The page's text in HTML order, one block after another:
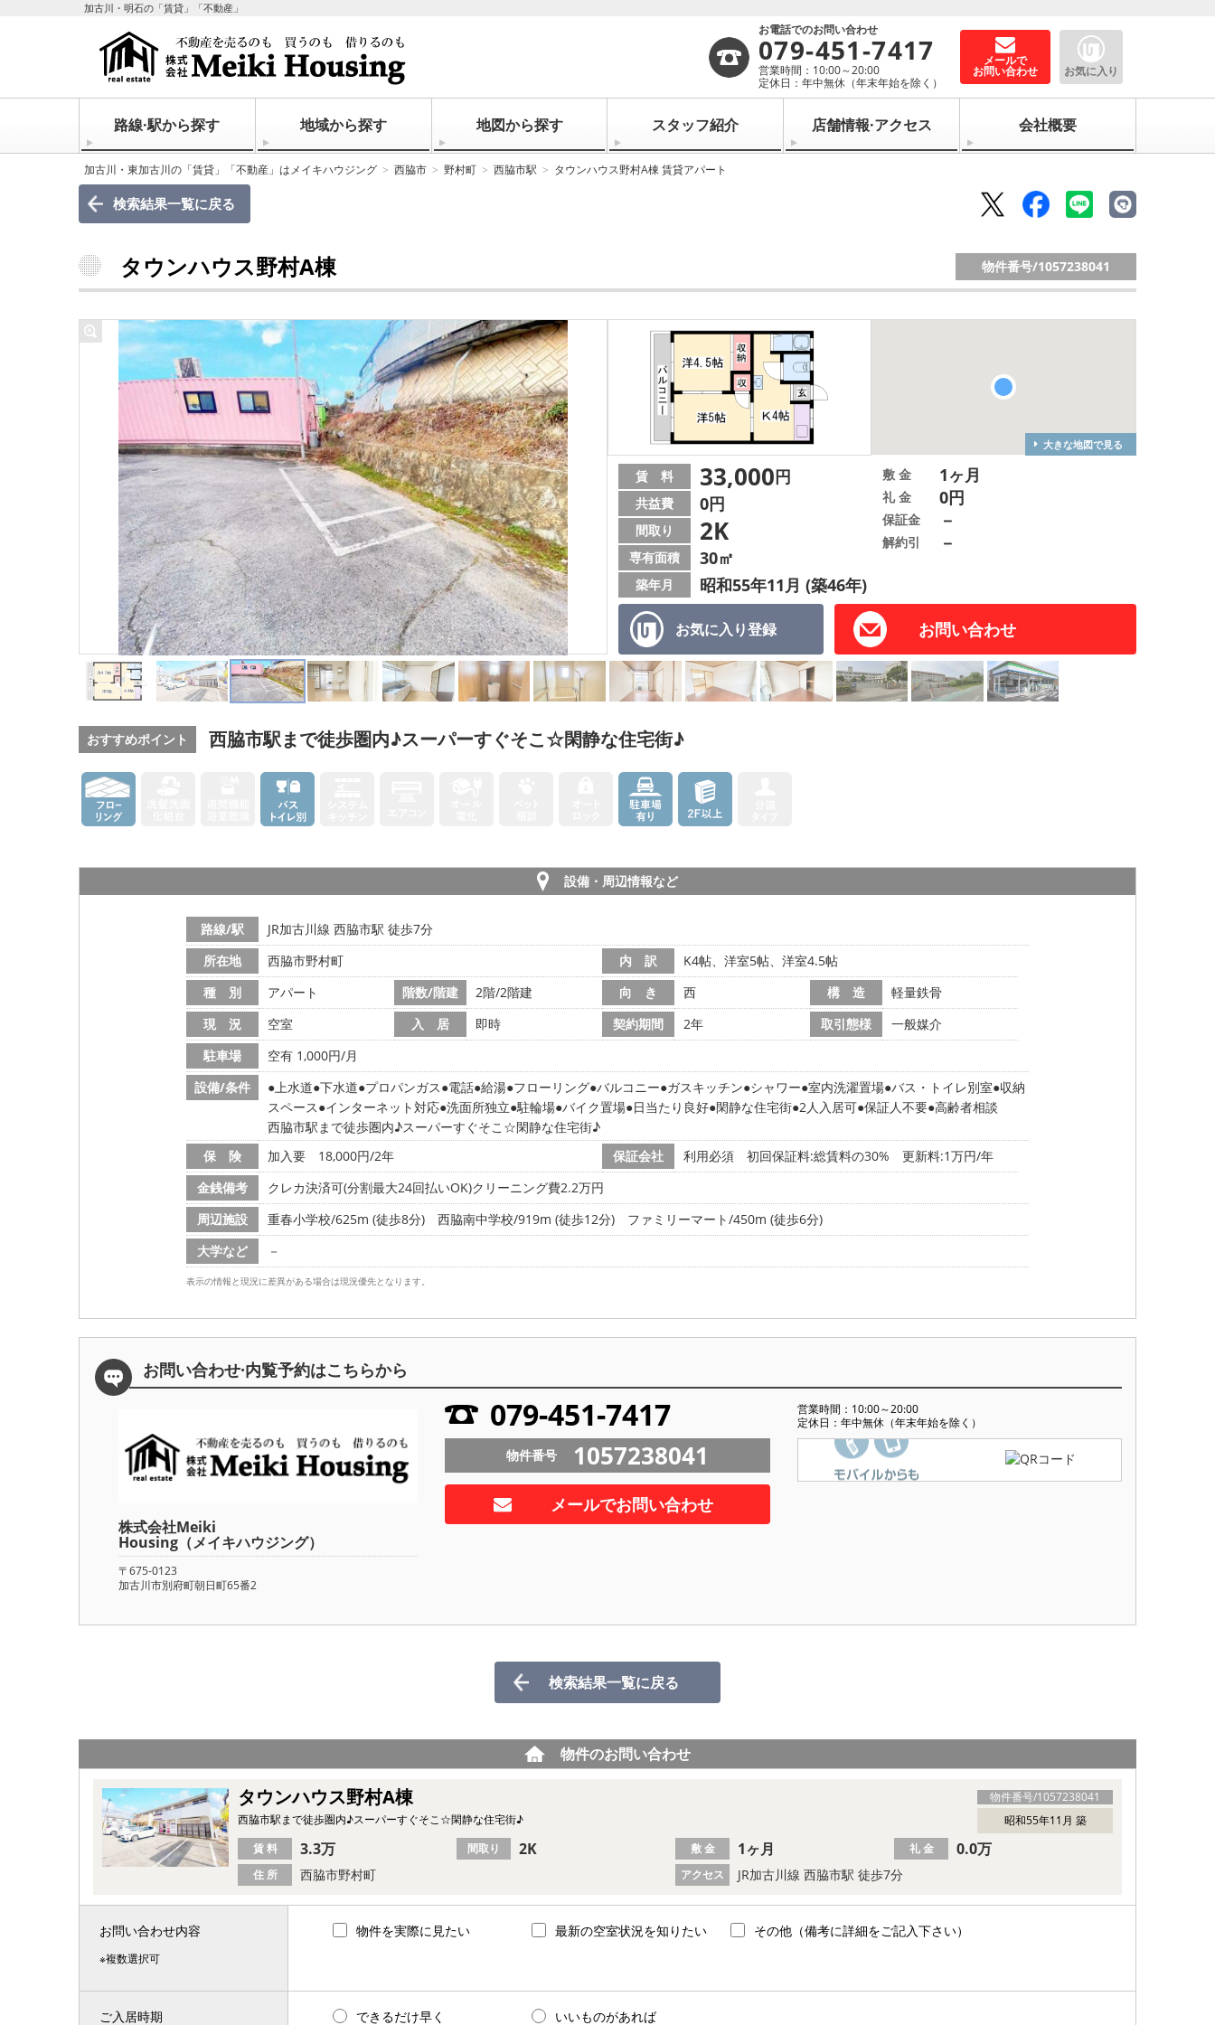
加古川・明石の「賃貸」「不動産」
お電話でのお問い合わせ
079-451-7417
営業時間：10:00～20:00
定休日：年中無休（年末年始を除く）
メールで
お問い合わせ お気に入り
路線·駅から探す 地域から探す 地図から探す スタッフ紹介 店舗情報·アクセス 会社概要
加古川・東加古川の「賃貸」「不動産」はメイキハウジング 西脇市 野村町 西脇市駅 タウンハウス野村A棟 賃貸アパート
検索結果一覧に戻る
タウンハウス野村A棟 物件番号/1057238041
大きな地図で見る
お気に入り登録 お問い合わせ
賃 料 33,000円
共益費 0円
間取り 2K
専有面積 30㎡
築年月 昭和55年11月 (築46年)
敷 金 1ヶ月
礼 金 0円
保証金 －
解約引 －
おすすめポイント 西脇市駅まで徒歩圏内♪スーパーすぐそこ☆閑静な住宅街♪
設備・周辺情報など
路線/駅
JR加古川線 西脇市駅 徒歩7分
所在地
西脇市野村町 内 訳
K4帖、洋室5帖、洋室4.5帖
種 別
アパート 階数/階建 2階/2階建 向 き 西 構 造
軽量鉄骨
現 況
空室 入 居 即時 契約期間 2年 取引態様
一般媒介
駐車場
空有 1,000円/月
設備/条件
上水道 下水道 プロパンガス 電話 給湯 フローリング バルコニー ガスキッチン シャワー 室内洗濯置場 バス・トイレ別室 収納
スペース インターネット対応 洗面所独立 駐輪場 バイク置場 日当たり良好 閑静な住宅街 2人入居可 保証人不要 高齢者相談
西脇市駅まで徒歩圏内♪スーパーすぐそこ☆閑静な住宅街♪
保 険
加入要 18,000円/2年 保証会社
利用必須 初回保証料:総賃料の30% 更新料:1万円/年
金銭備考
クレカ決済可(分割最大24回払いOK)クリーニング費2.2万円
周辺施設
重春小学校/625m (徒歩8分) 西脇南中学校/919m (徒歩12分)
ファミリーマート/450m (徒歩6分)
大学など
－
表示の情報と現況に差異がある場合は現況優先となります。
お問い合わせ·内覧予約はこちらから
株式会社Meiki
Housing（メイキハウジング）
〒675-0123
加古川市別府町朝日町65番2
079-451-7417
営業時間：10:00～20:00
定休日：年中無休（年末年始を除く）
物件番号 1057238041
メールでお問い合わせ
検索結果一覧に戻る
物件のお問い合わせ
物件番号/1057238041
タウンハウス野村A棟
昭和55年11月 築
西脇市駅まで徒歩圏内♪スーパーすぐそこ☆閑静な住宅街♪
住 所 西脇市野村町 アクセス JR加古川線 西脇市駅 徒歩7分
賃 料 3.3万 間取り 2K 敷 金 1ヶ月 礼 金 0.0万
お問い合わせ内容
※複数選択可
物件を実際に見たい 最新の空室状況を知りたい その他（備考に詳細をご記入下さい）
ご入居時期 できるだけ早く いいものがあれば